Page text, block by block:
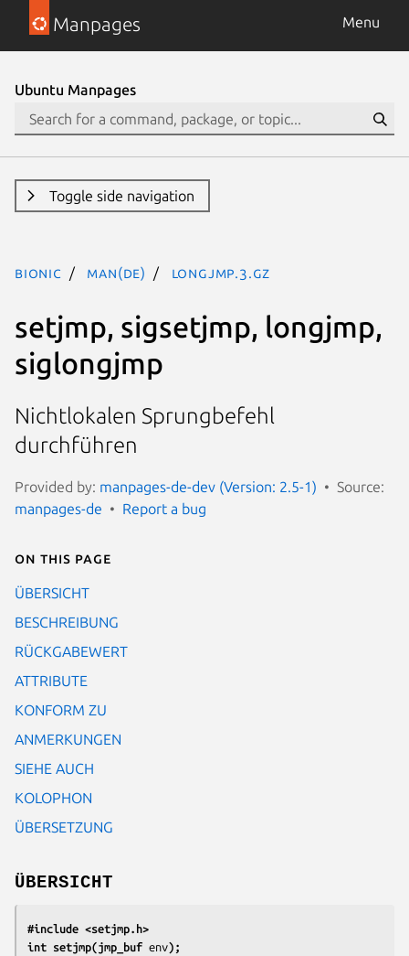
Manpages Menu
Ubuntu Manpages
Toggle side navigation
bionic man(de) longjmp.3.gz
setjmp, sigsetjmp, longjmp,
siglongjmp
Nichtlokalen Sprungbefehl
durchführen
Provided by: manpages-de-dev (Version: 2.5-1)
Source:
manpages-de
Report a bug
On this page
ÜBERSICHT
BESCHREIBUNG
RÜCKGABEWERT
ATTRIBUTE
KONFORM ZU
ANMERKUNGEN
SIEHE AUCH
KOLOPHON
ÜBERSETZUNG
ÜBERSICHT
#include <setjmp.h>
int setjmp(jmp_buf env);